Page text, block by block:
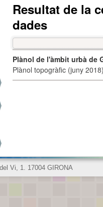
Resultat de la
dades
Plànol de l'àmbit urbà de
Plànol topogràfic (juny
Vi, 1. 17004 GIRONA